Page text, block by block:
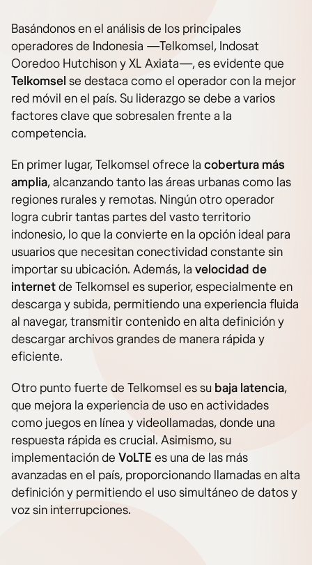
Basándonos en el análisis de los principales
operadores de Indonesia —Telkomsel, Indosat
Ooredoo Hutchison y XL Axiata—, es evidente que
Telkomsel se destaca como el operador con la mejor
red móvil en el país. Su liderazgo se debe a varios
factores clave que sobresalen frente a la
competencia.
En primer lugar, Telkomsel ofrece la cobertura más
amplia, alcanzando tanto las áreas urbanas como las
regiones rurales y remotas. Ningún otro operador
logra cubrir tantas partes del vasto territorio
indonesio, lo que la convierte en la opción ideal para
usuarios que necesitan conectividad constante sin
importar su ubicación. Además, la velocidad de
internetde Telkomsel es superior, especialmente en
descarga y subida, permitiendo una experiencia fluida
al navegar, transmitir contenido en alta definición y
descargar archivos grandes de manera rápida y
eficiente.
Otro punto fuerte de Telkomsel es su baja latencia,
que mejora la experiencia de uso en actividades
como juegos en línea y videollamadas, donde una
respuesta rápida es crucial. Asimismo, su
implementación de VoLTE es una de las más
avanzadas en el país, proporcionando llamadas en alta
definición y permitiendo el uso simultáneo de datos y
voz sin interrupciones.